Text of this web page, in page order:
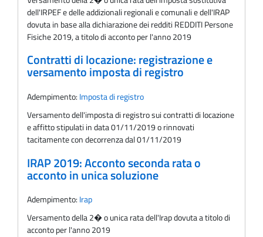
dell'IRPEF e delle addizionali regionali e comunali e dell'IRAP
dovuta in base alla dichiarazione dei redditi REDDITI Persone
Fisiche 2019, a titolo di acconto per l'anno 2019
Contratti di locazione: registrazione e
versamento imposta di registro
Adempimento: Imposta di registro
Versamento dell'imposta di registro sui contratti di locazione
e affitto stipulati in data 01/11/2019 o rinnovati
tacitamente con decorrenza dal 01/11/2019
IRAP 2019: Acconto seconda rata o
acconto in unica soluzione
Adempimento: Irap
Versamento della 2� o unica rata dell'Irap dovuta a titolo di
acconto per l'anno 2019